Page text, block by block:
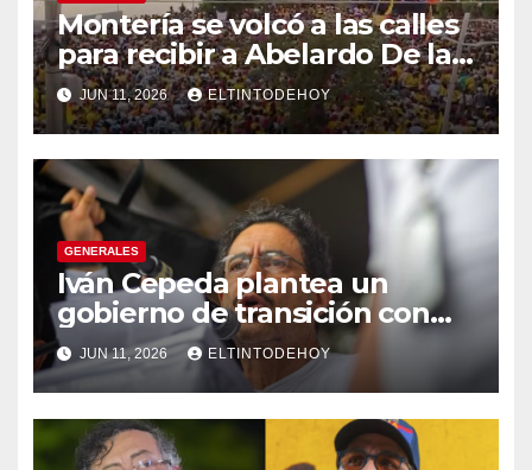
Montería se volcó a las calles
para recibir a Abelardo De la
Espriella
JUN 11, 2026 ELTINTODEHOY
GENERALES
Iván Cepeda plantea un
gobierno de transición con
énfasis en el empalme
institucional y una eventual
constituyente
JUN 11, 2026 ELTINTODEHOY